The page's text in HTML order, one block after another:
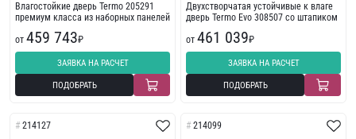
Влагостойкие дверь Termo 205291
премиум класса из наборных панелей
от 459 743₽
ЗАЯВКА НА РАСЧЕТ
ПОДОБРАТЬ
Двухстворчатая устойчивые к влаге
дверь Termo Evo 308507 со штапиком
от 461 039₽
ЗАЯВКА НА РАСЧЕТ
ПОДОБРАТЬ
214127 214099